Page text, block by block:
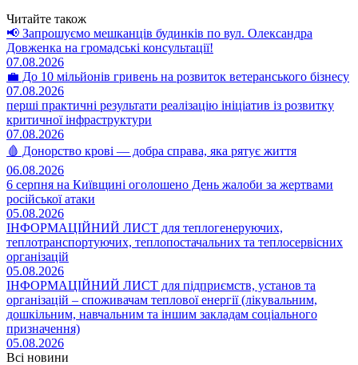
Читайте також
📢 Запрошуємо мешканців будинків по вул. Олександра
Довженка на громадські консультації!
07.08.2026
💼 До 10 мільйонів гривень на розвиток ветеранського бізнесу
07.08.2026
перші практичні результати реалізацію ініціатив із розвитку
критичної інфраструктури
07.08.2026
🩸 Донорство крові — добра справа, яка рятує життя
06.08.2026
6 серпня на Київщині оголошено День жалоби за жертвами
російської атаки
05.08.2026
ІНФОРМАЦІЙНИЙ ЛИСТ для теплогенеруючих,
теплотранспортуючих, теплопостачальних та теплосервісних
організацій
05.08.2026
ІНФОРМАЦІЙНИЙ ЛИСТ для підприємств, установ та
організацій – споживачам теплової енергії (лікувальним,
дошкільним, навчальним та іншим закладам соціального
призначення)
05.08.2026
Всі новини